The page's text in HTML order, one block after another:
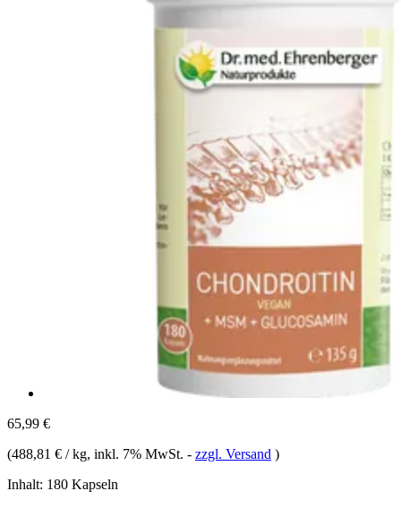
65,99 €
(488,81 € / kg, inkl. 7% MwSt. - zzgl. Versand )
Inhalt: 180 Kapseln